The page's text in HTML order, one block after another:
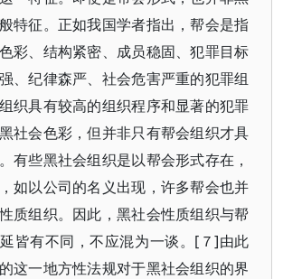
特征。正如我国学者指出，帮会是指
彩、结构紧密、成员稳固、犯罪目标
、纪律森严、社会危害严重的犯罪组
织具有较高的组织程序和显著的犯罪
社会色彩，但并非只有帮会组织才具
有些黑社会组织是以帮会形式存在，
如以公司的名义出现，许多帮会也并
质组织。因此，黑社会性质组织与帮
皆有不同，不应混为一谈。[７]由此
这一地方性法规对于黑社会组织的界